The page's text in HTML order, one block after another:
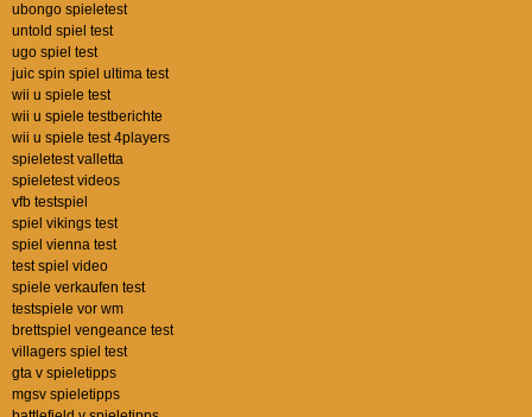
ubongo spieletest
untold spiel test
ugo spiel test
juic spin spiel ultima test
wii u spiele test
wii u spiele testberichte
wii u spiele test 4players
spieletest valletta
spieletest videos
vfb testspiel
spiel vikings test
spiel vienna test
test spiel video
spiele verkaufen test
testspiele vor wm
brettspiel vengeance test
villagers spiel test
gta v spieletipps
mgsv spieletipps